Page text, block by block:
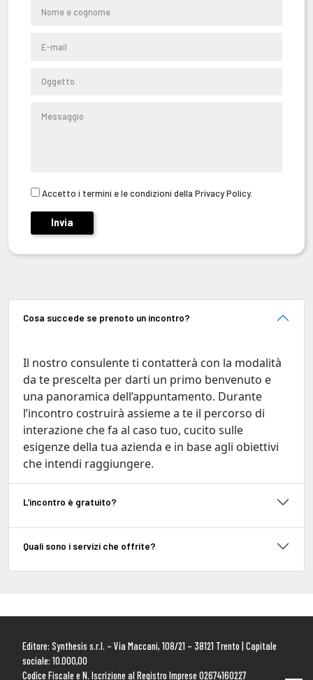
Accetto i termini e le condizioni della Privacy Policy.
Cosa succede se prenoto un incontro?
Il nostro consulente ti contatterà con la modalità
da te prescelta per darti un primo benvenuto e
una panoramica dell’appuntamento. Durante
l’incontro costruirà assieme a te il percorso di
interazione che fa al caso tuo, cucito sulle
esigenze della tua azienda e in base agli obiettivi
che intendi raggiungere.
L’incontro è gratuito?
Quali sono i servizi che offrite?
Editore: Synthesis s.r.l. – Via Maccani, 108/21 – 38121 Trento | Capitale
sociale: 10.000,00
Codice Fiscale e N. Iscrizione al Registro Imprese 02674160227